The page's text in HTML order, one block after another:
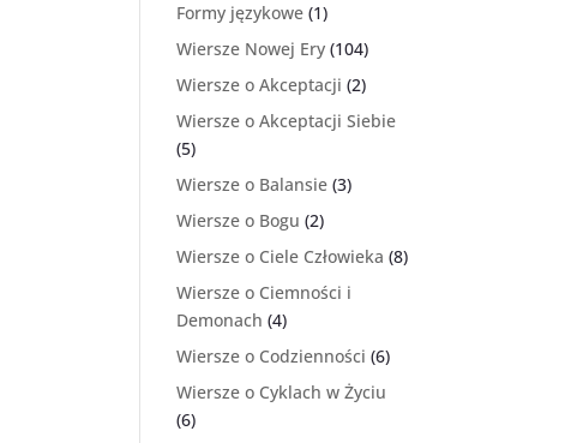
Formy językowe (1)
Wiersze Nowej Ery (104)
Wiersze o Akceptacji (2)
Wiersze o Akceptacji Siebie
(5)
Wiersze o Balansie (3)
Wiersze o Bogu (2)
Wiersze o Ciele Człowieka (8)
Wiersze o Ciemności i
Demonach (4)
Wiersze o Codzienności (6)
Wiersze o Cyklach w Życiu
(6)